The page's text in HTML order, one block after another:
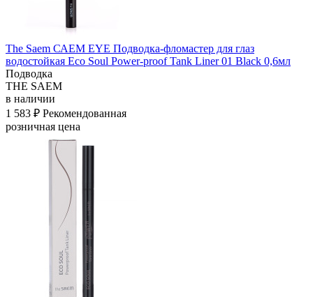
The Saem САЕМ EYE Подводка-фломастер для глаз
водостойкая Eco Soul Power-proof Tank Liner 01 Black 0,6мл
Подводка
THE SAEM
в наличии
1 583 ₽ Рекомендованная
розничная цена